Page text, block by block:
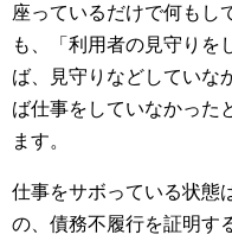
座っているだけで何もし
も、「利用者の見守りを
ば、見守りなどしていな
ば仕事をしていなかった
ます。
仕事をサボっている状態
の、債務不履行を証明す